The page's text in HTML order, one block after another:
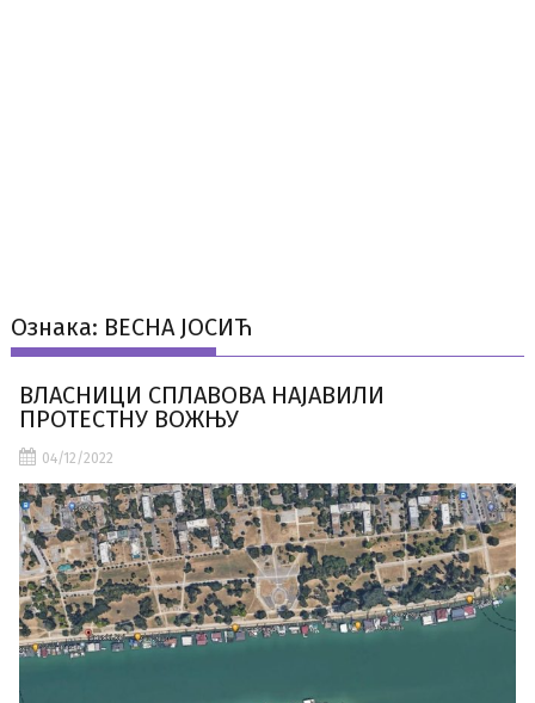
Ознака: ВЕСНА ЈОСИЋ
ВЛАСНИЦИ СПЛАВОВА НАЈАВИЛИ
ПРОТЕСТНУ ВОЖЊУ
04/12/2022